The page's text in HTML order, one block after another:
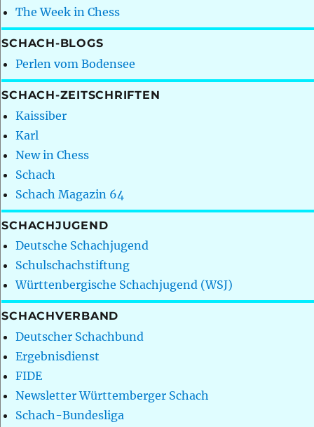
The Week in Chess
SCHACH-BLOGS
Perlen vom Bodensee
SCHACH-ZEITSCHRIFTEN
Kaissiber
Karl
New in Chess
Schach
Schach Magazin 64
SCHACHJUGEND
Deutsche Schachjugend
Schulschachstiftung
Württenbergische Schachjugend (WSJ)
SCHACHVERBAND
Deutscher Schachbund
Ergebnisdienst
FIDE
Newsletter Württemberger Schach
Schach-Bundesliga